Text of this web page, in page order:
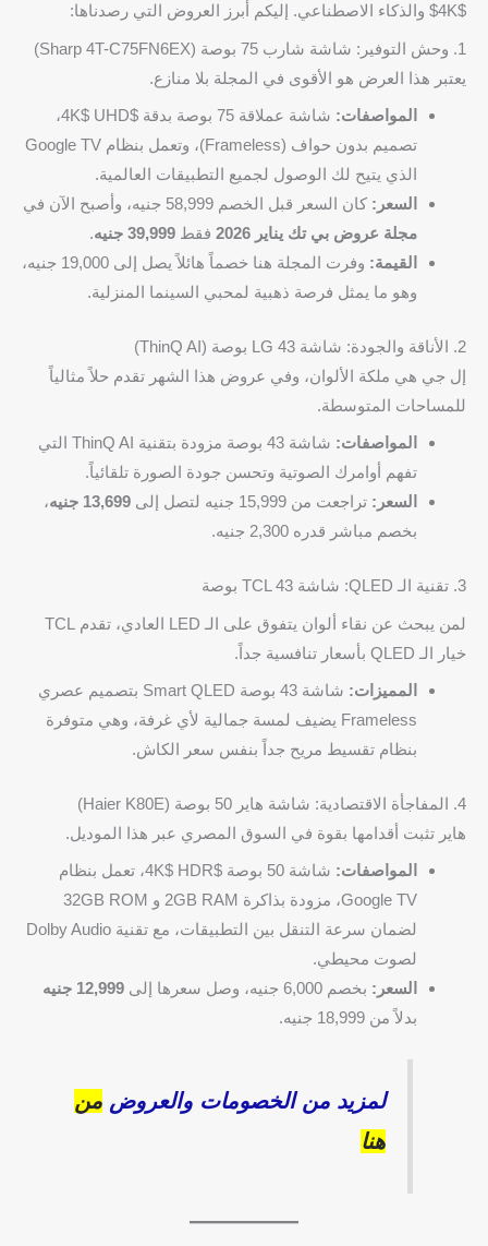
$4K$ والذكاء الاصطناعي. إليكم أبرز العروض التي رصدناها:
1. وحش التوفير: شاشة شارب 75 بوصة (Sharp 4T-C75FN6EX)
يعتبر هذا العرض هو الأقوى في المجلة بلا منازع.
المواصفات:
شاشة عملاقة 75 بوصة بدقة $4K$ UHD،
تصميم بدون حواف (Frameless)، وتعمل بنظام Google TV
الذي يتيح لك الوصول لجميع التطبيقات العالمية.
السعر: كان السعر قبل الخصم 58,999 جنيه، وأصبح الآن في
مجلة عروض بي تك يناير 2026
فقط 39,999 جنيه
.
القيمة:
وفرت المجلة هنا خصماً هائلاً يصل إلى 19,000 جنيه،
وهو ما يمثل فرصة ذهبية لمحبي السينما المنزلية.
2. الأناقة والجودة: شاشة LG 43 بوصة (ThinQ AI)
إل جي هي ملكة الألوان، وفي عروض هذا الشهر تقدم حلاً مثالياً
للمساحات المتوسطة.
المواصفات:
شاشة 43 بوصة مزودة بتقنية ThinQ AI التي
تفهم أوامرك الصوتية وتحسن جودة الصورة تلقائياً.
السعر: تراجعت من 15,999 جنيه لتصل إلى 13,699 جنيه
،
بخصم مباشر قدره 2,300 جنيه.
3. تقنية الـ QLED: شاشة TCL 43 بوصة
لمن يبحث عن نقاء ألوان يتفوق على الـ LED العادي، تقدم TCL
خيار الـ QLED بأسعار تنافسية جداً.
المميزات:
شاشة 43 بوصة Smart QLED بتصميم عصري
Frameless يضيف لمسة جمالية لأي غرفة، وهي متوفرة
بنظام تقسيط مريح جداً بنفس سعر الكاش.
4. المفاجأة الاقتصادية: شاشة هاير 50 بوصة (Haier K80E)
هاير تثبت أقدامها بقوة في السوق المصري عبر هذا الموديل.
المواصفات:
شاشة 50 بوصة $4K$ HDR، تعمل بنظام
Google TV، مزودة بذاكرة 2GB RAM و 32GB ROM
لضمان سرعة التنقل بين التطبيقات، مع تقنية Dolby Audio
لصوت محيطي.
السعر: بخصم 6,000 جنيه، وصل سعرها إلى
12,999 جنيه
بدلاً من 18,999 جنيه.
لمزيد من الخصومات والعروضمن
هنا